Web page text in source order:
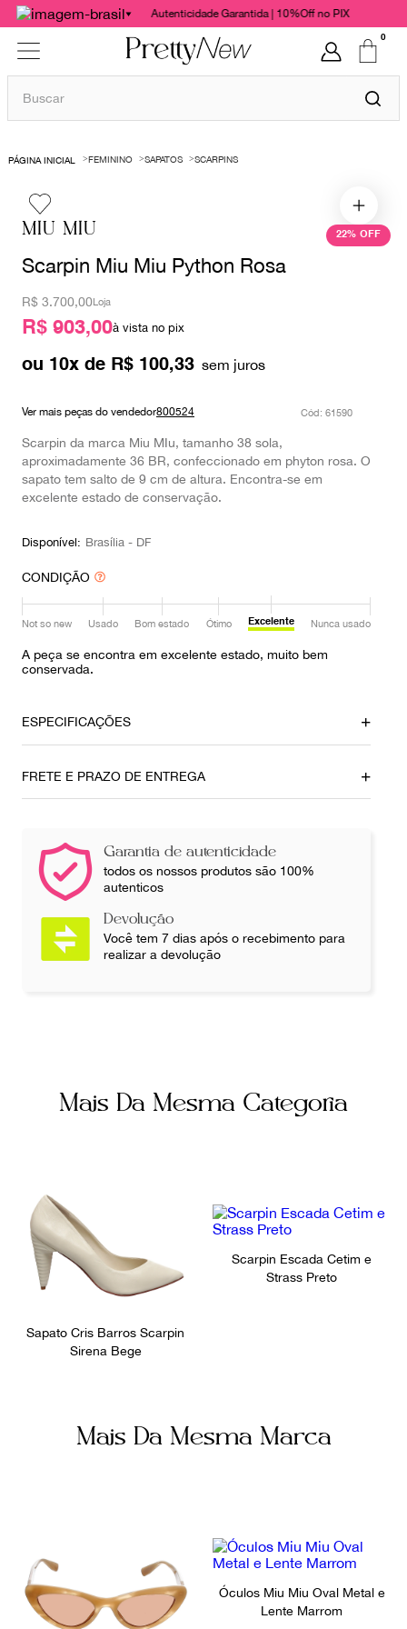
Autenticidade Garantida | 10%Off no PIX
0
Buscar
FEMININO SAPATOS SCARPINS
22% OFF
MIU MIU
Scarpin Miu Miu Python Rosa
R$ 3.700,00Loja
R$ 903,00à vista no pix
ou 10x de R$ 100,33
Ver mais peças do vendedor800524 : 61590
Scarpin da marca Miu MIu, tamanho 38 sola,
aproximadamente 36 BR, confeccionado em phyton rosa. O
sapato tem salto de 9 cm de altura. Encontra-se em
excelente estado de conservação.
Disponível: Brasília - DF
CONDIÇÃO
Not so new Usado Bom estado Ótimo Excelente Nunca usado
A peça se encontra em excelente estado, muito bem
conservada.
ESPECIFICAÇÕES
Brasília
Rosa Dustbag
Fornecedor
800524
Tamanho
FRETE E PRAZO DE ENTREGA
Garantia de autenticidade
todos os nossos produtos são 100%
autenticos
Devolução
Você tem 7 dias após o recebimento para
realizar a devolução
Mais Da Mesma Categoria
Sapato Cris Barros Scarpin
Sirena Bege
Scarpin Escada Cetim e
Strass Preto
Mais Da Mesma Marca
Óculos Miu Miu Oval Metal e
Lente Marrom
1º
bolsas
cris barros
chanel
gucci
vestido
valentino
paula raia
prada
louis vuitton